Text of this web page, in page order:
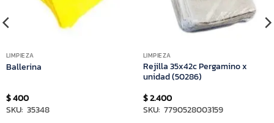
LIMPIEZA
Ballerina
$400
SKU: 35348
LIMPIEZA
Rejilla 35x42c Pergamino x
unidad (50286)
$2.400
SKU: 7790528003159